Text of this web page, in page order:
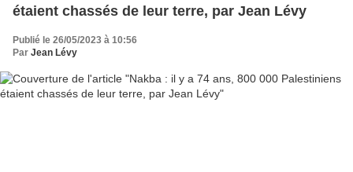
étaient chassés de leur terre, par Jean Lévy
Publié le 26/05/2023 à 10:56
Par Jean Lévy